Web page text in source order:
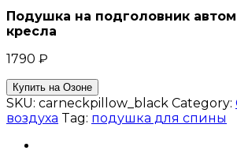
Подушка на подголовник
кресла
1790 ₽
Купить на Озоне
SKU: carneckpillow_black Category:
воздуха Tag: подушка для спины